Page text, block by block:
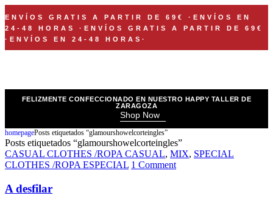
ENVÍOS GRATIS A PARTIR DE 69€ · ENVÍOS EN
24-48 HORAS · ENVÍOS GRATIS A PARTIR DE 69€
· ENVÍOS EN 24-48 HORAS ·
FELIZMENTE CONFECCIONADO EN NUESTRO HAPPY TALLER DE
ZARAGOZA
Shop Now
homepagePosts etiquetados “glamourshowelcorteingles”
Posts etiquetados “glamourshowelcorteingles”
CASUAL CLOTHES /ROPA CASUAL, MIX, SPECIAL
CLOTHES /ROPA ESPECIAL 1 Comment
A desfilar